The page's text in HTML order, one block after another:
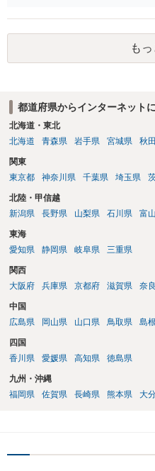
が生まれた日より五年以上前の
下の拘禁刑又は五十万円以下の
い又は誘惑して面会を要求する
反復して面会を要求すること。
二年以下の拘禁刑又は百万円以
も
都道府県からインターネット
北海道・東北
北海道
青森県 岩手県 宮城県 秋
関東
東京都
神奈川県 千葉県 埼玉県
北陸・甲信越
新潟県
長野県 山梨県 石川県 富
東海
愛知県
静岡県 岐阜県 三重県
関西
大阪府
兵庫県 京都府 滋賀県 奈
中国
広島県
岡山県 山口県 鳥取県 島
四国
香川県
愛媛県 高知県 徳島県
九州・沖縄
福岡県
佐賀県 長崎県 熊本県 大